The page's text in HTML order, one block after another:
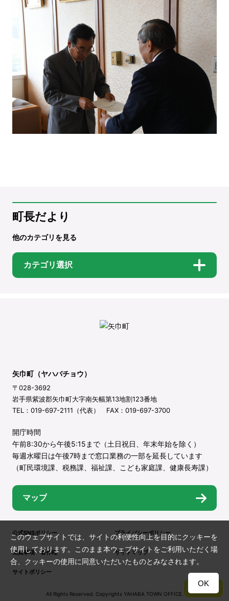
町長だより
他のカテゴリを見る
カテゴリ選択
矢巾町（ヤハバチョウ）
〒028-3692
岩手県紫波郡矢巾町大字南矢幅第13地割123番地
TEL：019-697-2111（代表） FAX：019-697-3700
開庁時間
午前8:30から午後5:15まで（土日祝日、年末年始を除く）
毎週水曜日は午後7時まで窓口業務の一部を延長しています
（町民環境課、税務課、福祉課、こども家庭課、健康長寿課）
マップ
公式SNSポリシー プライバシーポリシー
免責事項・著作権 サイトマップ
サイトポリシー
All Rights Reserved. Copyrights YAHABA TOWN OFFICE.
TOP
このウェブサイトでは、サイトの利便性向上を目的にクッキーを
使用しております。このまま本ウェブサイトをご利用いただく場
合、クッキーの使用に同意いただいたものとみなされます。
OK